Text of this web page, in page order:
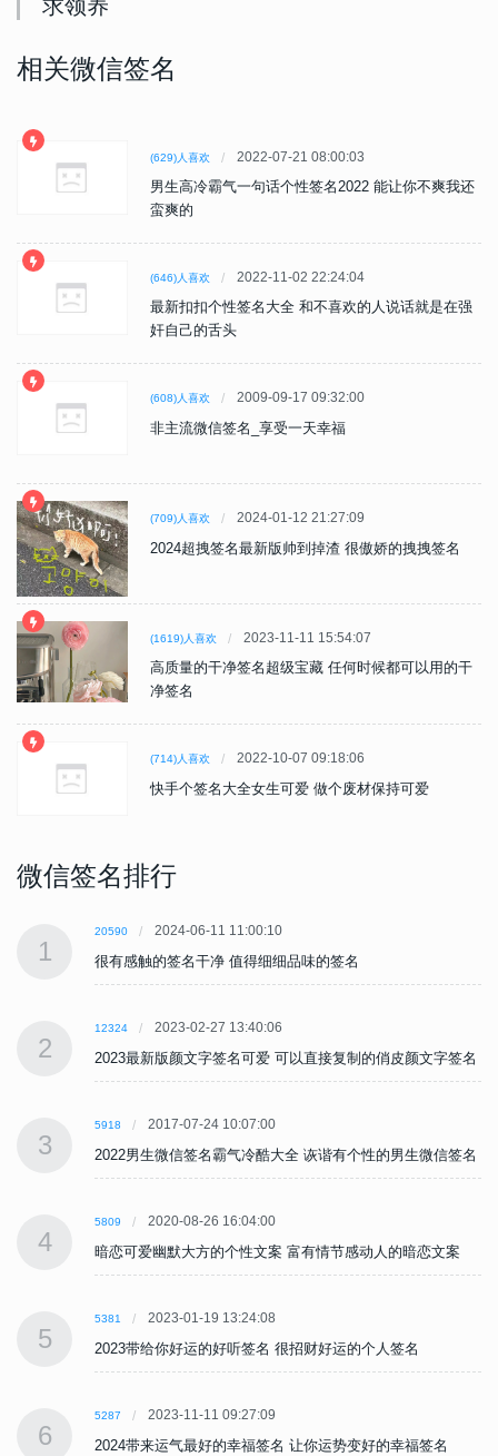
求领养
相关微信签名
(629)人喜欢 2022-07-21 08:00:03
男生高冷霸气一句话个性签名2022 能让你不爽我还
蛮爽的
(646)人喜欢 2022-11-02 22:24:04
最新扣扣个性签名大全 和不喜欢的人说话就是在强
奸自己的舌头
(608)人喜欢 2009-09-17 09:32:00
非主流微信签名_享受一天幸福
(709)人喜欢 2024-01-12 21:27:09
2024超拽签名最新版帅到掉渣 很傲娇的拽拽签名
(1619)人喜欢 2023-11-11 15:54:07
高质量的干净签名超级宝藏 任何时候都可以用的干
净签名
(714)人喜欢 2022-10-07 09:18:06
快手个签名大全女生可爱 做个废材保持可爱
微信签名排行
1
20590 2024-06-11 11:00:10
很有感触的签名干净 值得细细品味的签名
2
12324 2023-02-27 13:40:06
2023最新版颜文字签名可爱 可以直接复制的俏皮颜文字签名
3
5918 2017-07-24 10:07:00
2022男生微信签名霸气冷酷大全 诙谐有个性的男生微信签名
4
5809 2020-08-26 16:04:00
暗恋可爱幽默大方的个性文案 富有情节感动人的暗恋文案
5
5381 2023-01-19 13:24:08
2023带给你好运的好听签名 很招财好运的个人签名
6
5287 2023-11-11 09:27:09
2024带来运气最好的幸福签名 让你运势变好的幸福签名